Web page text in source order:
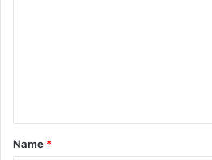
*
Name *